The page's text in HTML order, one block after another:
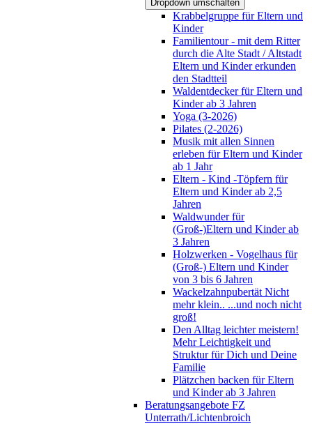
Dropdown umschalten
Krabbelgruppe für Eltern und
Kinder
Familientour - mit dem Ritter
durch die Alte Stadt / Altstadt
Eltern und Kinder erkunden
den Stadtteil
Waldentdecker für Eltern und
Kinder ab 3 Jahren
Yoga (3-2026)
Pilates (2-2026)
Musik mit allen Sinnen
erleben für Eltern und Kinder
ab 1 Jahr
Eltern - Kind -Töpfern für
Eltern und Kinder ab 2,5
Jahren
Waldwunder für
(Groß-)Eltern und Kinder ab
3 Jahren
Holzwerken - Vogelhaus für
(Groß-) Eltern und Kinder
von 3 bis 6 Jahren
Wackelzahnpubertät Nicht
mehr klein.. ...und noch nicht
groß!
Den Alltag leichter meistern!
Mehr Leichtigkeit und
Struktur für Dich und Deine
Familie
Plätzchen backen für Eltern
und Kinder ab 3 Jahren
Beratungsangebote FZ
Unterrath/Lichtenbroich